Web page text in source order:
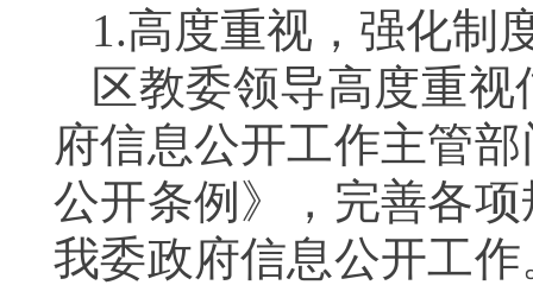
1.高度重视，强化制
区教委领导高度重
府信息公开工作主管
公开条例》，完善各
我委政府信息公开工